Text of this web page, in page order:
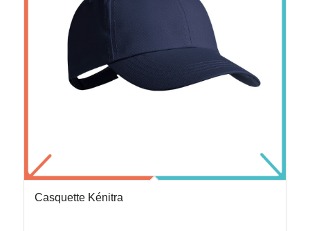
Casquette Kénitra